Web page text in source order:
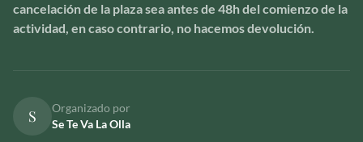
cancelación de la plaza sea antes de 48h del comienzo de la
actividad, en caso contrario, no hacemos devolución.
S
Organizado por
Se Te Va La Olla